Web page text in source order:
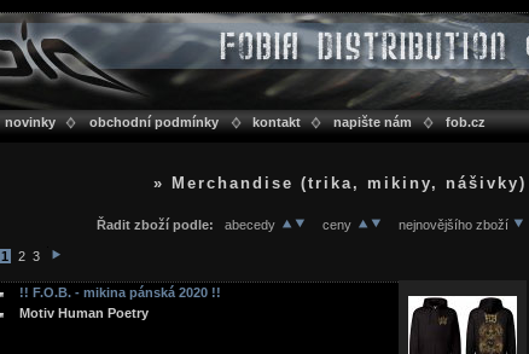
novinky obchodní podmínky kontakt napište nám fob.cz
» Merchandise (trika, mikiny, nášivky)
Řadit zboží podle:abecedy ceny nejnovějšího zboží
1 2 3
!! F.O.B. - mikina pánská 2020 !!
Motiv Human Poetry